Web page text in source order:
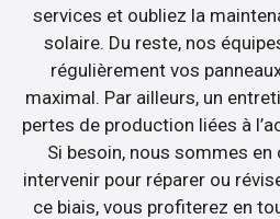
services et oubliez la
solaire. Du reste, nos
régulièrement vos
maximal. Par ailleurs, un
pertes de production liées à
Si besoin, nous sommes
intervenir pour réparer ou
ce biais, vous profiterez en